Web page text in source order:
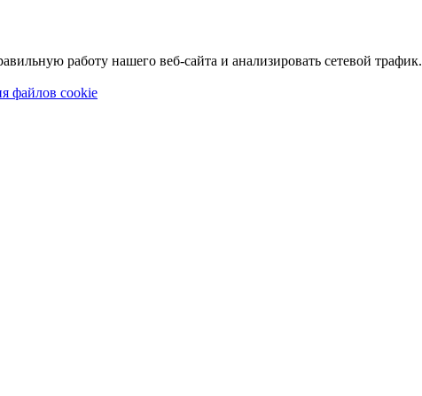
работу нашего веб-сайта и анализировать сетевой трафик.
файлов cookie